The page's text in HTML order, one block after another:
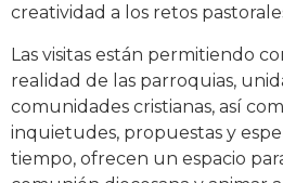
creatividad a los retos
Las visitas están permitiendo
realidad de las parroquias,
comunidades cristianas, así
inquietudes, propuestas y
tiempo, ofrecen un espacio